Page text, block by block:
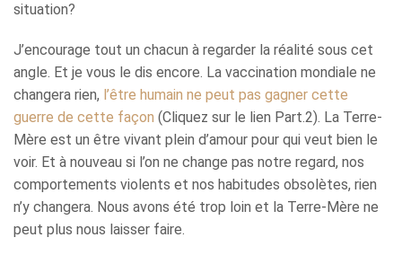
situation?
J’encourage tout un chacun à regarder la réalité sous cet
angle. Et je vous le dis encore. La vaccination mondiale ne
changera rien, l’être humain ne peut pas gagner cette
guerre de cette façon (Cliquez sur le lien Part.2). La Terre-
Mère est un être vivant plein d’amour pour qui veut bien le
voir. Et à nouveau si l’on ne change pas notre regard, nos
comportements violents et nos habitudes obsolètes, rien
n’y changera. Nous avons été trop loin et la Terre-Mère ne
peut plus nous laisser faire.